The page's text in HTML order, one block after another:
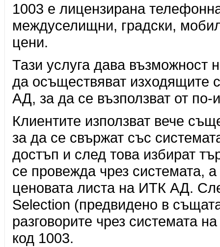
1003 е лицензирана
междуселищни, градски,
цени.
Тази услуга дава възможност
да осъществяват изходящите
АД, за да се възползват от по-
Клиентите използват вече
за да се свържат със
достъп и след това избират
се провежда чрез системата,
ценовата листа на ИТК АД.
Selection (предвидено в
разговорите чрез системата
код 1003.